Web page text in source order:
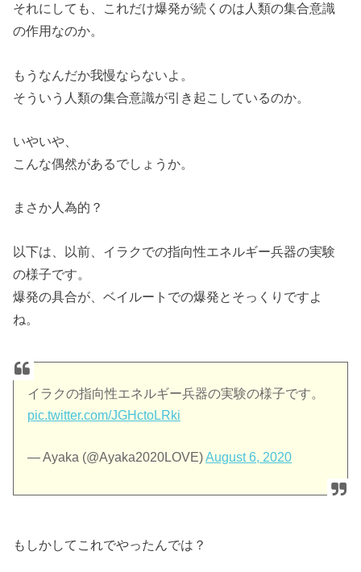
それにしても、これだけ爆発が続くのは人類の集合意識
の作用なのか。
もうなんだか我慢ならないよ。
そういう人類の集合意識が引き起こしているのか。
いやいや、
こんな偶然があるでしょうか。
まさか人為的？
以下は、以前、イラクでの指向性エネルギー兵器の実験
の様子です。
爆発の具合が、ベイルートでの爆発とそっくりですよ
ね。
イラクの指向性エネルギー兵器の実験の様子です。
pic.twitter.com/JGHctoLRki
— Ayaka (@Ayaka2020LOVE)August 6, 2020
もしかしてこれでやったんでは？